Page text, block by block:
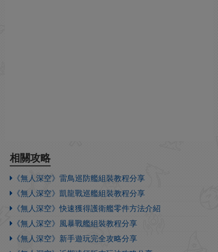
相關攻略
《無人深空》雷鳥巡防艦組裝教程分享
《無人深空》凱龍戰巡艦組裝教程分享
《無人深空》快速獲得護衛艦零件方法介紹
《無人深空》風暴戰艦組裝教程分享
《無人深空》新手遊玩完全攻略分享